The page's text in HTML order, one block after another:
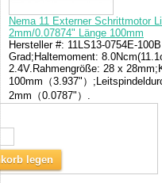
Nema 11 Externer Schrittmotor
2mm/0.07874" Länge 100mm
Hersteller #: 11LS13-0754E-
Grad;Haltemoment:
2.4V.Rahmengröße: 28 x
100mm（3.937"）
2mm（0.0787"）.
legen